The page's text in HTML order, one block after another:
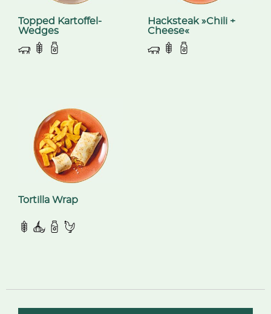
Topped Kartoffel-
Wedges
Hacksteak »Chili +
Cheese«
Tortilla Wrap